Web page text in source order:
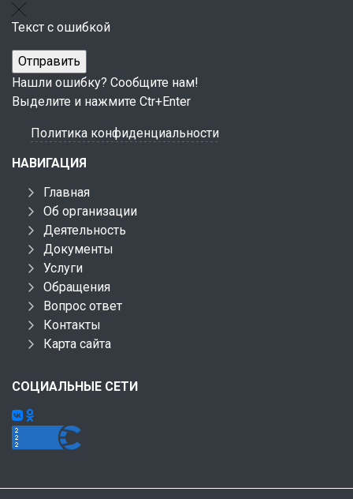
Текст с ошибкой
Нашли ошибку? Сообщите нам!
Выделите и нажмите Ctr+Enter
Политика конфиденциальности
НАВИГАЦИЯ
Главная
Об организации
Деятельность
Документы
Услуги
Обращения
Вопрос ответ
Контакты
Карта сайта
СОЦИАЛЬНЫЕ СЕТИ